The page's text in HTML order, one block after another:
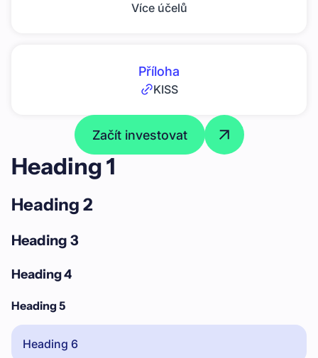
Více účelů
Příloha
KISS
Začít investovat
Heading 1
Heading 2
Heading 3
Heading 4
Heading 5
Heading 6